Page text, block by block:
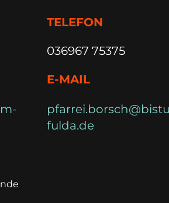
TELEFON
036967 75375
E-MAIL
fulda.de